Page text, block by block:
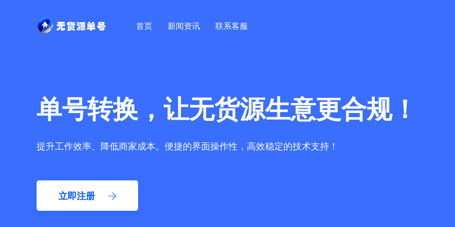
首页 新闻资讯 联系客服
单号转换，让无货源生意更合规！
提升工作效率、降低商家成本。便捷的界面操作性，高效稳定的技术支持！
立即注册